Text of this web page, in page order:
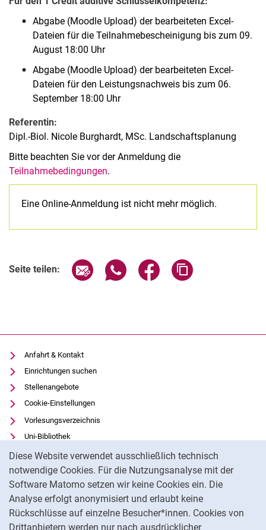
Diese Website verwendet ausschließlich technisch
notwendige Cookies. Für die Nutzungsanalyse mit der
Software Matomo setzen wir keine Cookies ein. Die
Analyse erfolgt anonymisiert und erlaubt keine
Rückschlüsse auf einzelne Besucher*innen. Cookies von
Drittanbietern werden nur nach ausdrücklicher
Abgabe (Moodle Upload) der bearbeiteten Excel-
Dateien für die Teilnahmebescheinigung bis zum 09.
August 18:00 Uhr
Abgabe (Moodle Upload) der bearbeiteten Excel-
Dateien für den Leistungsnachweis bis zum 06.
September 18:00 Uhr
Referentin:
Dipl.-Biol. Nicole Burghardt, MSc. Landschaftsplanung
Bitte beachten Sie vor der Anmeldung die
Teilnahmebedingungen.
Eine Online-Anmeldung ist nicht mehr möglich.
Seite teilen: Seite über E-Mail teilen
Seite über WhatsApp teilen
Seite über Facebook
Anfahrt & Kontakt
Einrichtungen suchen
Stellenangebote
Cookie-Einstellungen
Vorlesungsverzeichnis
Uni-Bibliothek
Moodle
Panopto
Datenschutz
Barrierefreiheit
Transparenter KI-Einsatz